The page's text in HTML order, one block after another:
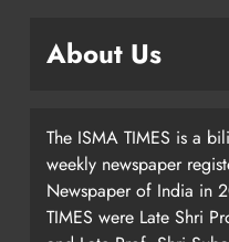
About Us
The ISMA TIMES is a
weekly newspaper
Newspaper of India in
TIMES were Late Shri